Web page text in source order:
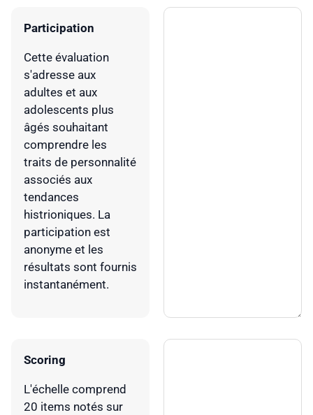
Participation
Cette évaluation
s'adresse aux
adultes et aux
adolescents plus
âgés souhaitant
comprendre les
traits de personnalité
associés aux
tendances
histrioniques. La
participation est
anonyme et les
résultats sont fournis
instantanément.
Scoring
L'échelle comprend
20 items notés sur